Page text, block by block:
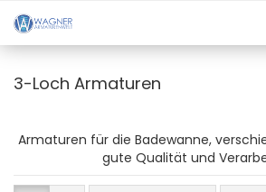
3-Loch Armaturen
Armaturen für die Badewanne,
gute Qualität und